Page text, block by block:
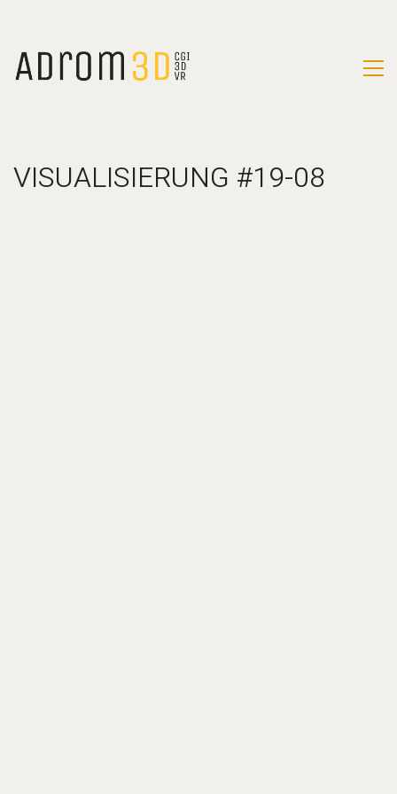
VISUALISIERUNG #19-08